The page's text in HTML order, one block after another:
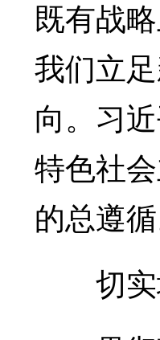
既有战
我们立
向。习
特色社
的总遵循
切实